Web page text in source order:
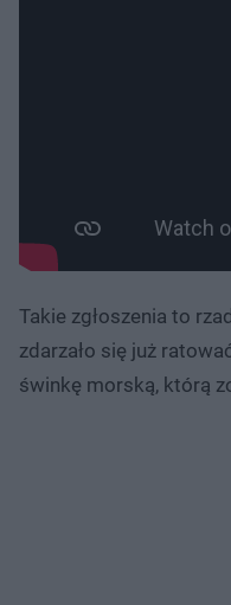
Takie zgłoszenia to
zdarzało się już
świnkę morską, którą